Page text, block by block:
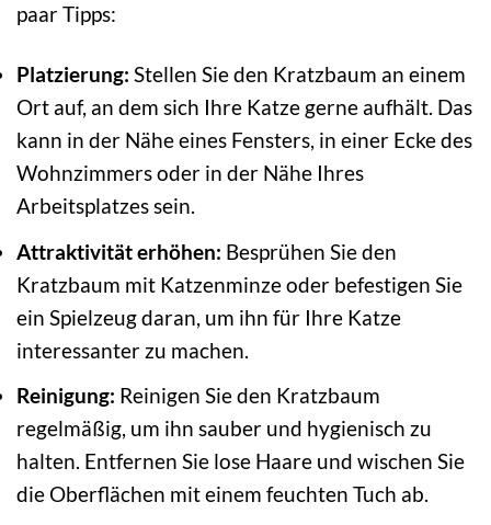
paar Tipps:
Platzierung: Stellen Sie den Kratzbaum an einem
Ort auf, an dem sich Ihre Katze gerne aufhält. Das
kann in der Nähe eines Fensters, in einer Ecke des
Wohnzimmers oder in der Nähe Ihres
Arbeitsplatzes sein.
Attraktivität erhöhen: Besprühen Sie den
Kratzbaum mit Katzenminze oder befestigen Sie
ein Spielzeug daran, um ihn für Ihre Katze
interessanter zu machen.
Reinigung: Reinigen Sie den Kratzbaum
regelmäßig, um ihn sauber und hygienisch zu
halten. Entfernen Sie lose Haare und wischen Sie
die Oberflächen mit einem feuchten Tuch ab.